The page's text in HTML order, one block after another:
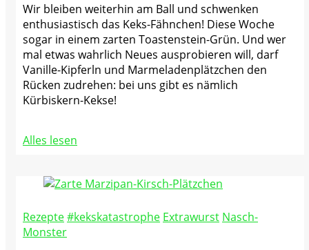
Wir bleiben weiterhin am Ball und schwenken
enthusiastisch das Keks-Fähnchen! Diese Woche
sogar in einem zarten Toastenstein-Grün. Und wer
mal etwas wahrlich Neues ausprobieren will, darf
Vanille-Kipferln und Marmeladenplätzchen den
Rücken zudrehen: bei uns gibt es nämlich
Kürbiskern-Kekse!
Alles lesen
Rezepte#kekskatastrophe Extrawurst Nasch-
Monster